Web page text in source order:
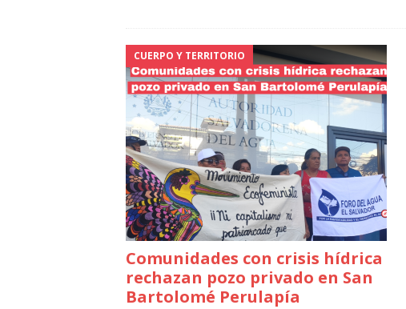
CUERPO Y TERRITORIO
Comunidades con crisis hídrica
rechazan pozo privado en San
Bartolomé Perulapía